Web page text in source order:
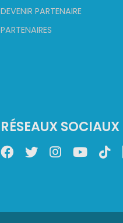
DEVENIR PARTENAIRE
PARTENAIRES
RÉSEAUX SOCIAUX